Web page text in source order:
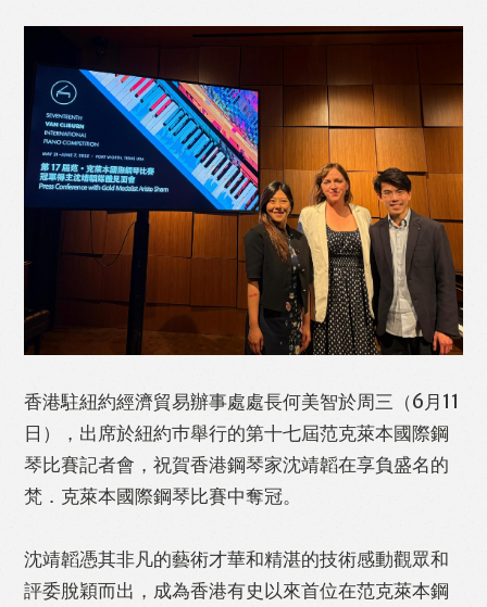
Like Facebook Twitter Line
香港駐紐約經濟貿易辦事處處長何美智於周三（6月11
日），出席於紐約巿舉行的第十七屆范克萊本國際鋼
琴比賽記者會，祝賀香港鋼琴家沈靖韜在享負盛名的
梵．克萊本國際鋼琴比賽中奪冠。
沈靖韜憑其非凡的藝術才華和精湛的技術感動觀眾和
評委脫穎而出，成為香港有史以來首位在范克萊本鋼